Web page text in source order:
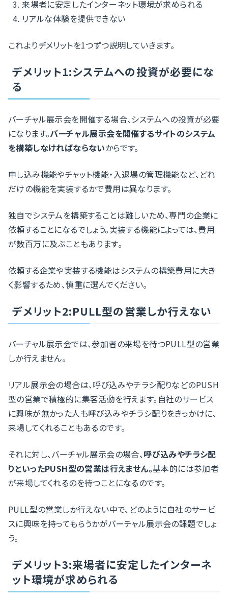
来場者に安定したインターネット環境が求められる
リアルな体験を提供できない
これよりデメリットを1つずつ説明していきます。
デメリット1:システムへの投資が必要にな
る
バーチャル展示会を開催する場合、システムへの投資が必要
になります。バーチャル展示会を開催するサイトのシステム
を構築しなければならないからです。
申し込み機能やチャット機能・入退場の管理機能など、どれ
だけの機能を実装するかで費用は異なります。
独自でシステムを構築することは難しいため、専門の企業に
依頼することになるでしょう。実装する機能によっては、費用
が数百万に及ぶこともあります。
依頼する企業や実装する機能はシステムの構築費用に大き
く影響するため、慎重に選んでください。
デメリット2:PULL型の営業しか行えない
バーチャル展示会では、参加者の来場を待つPULL型の営業
しか行えません。
リアル展示会の場合は、呼び込みやチラシ配りなどのPUSH
型の営業で積極的に集客活動を行えます。自社のサービス
に興味が無かった人も呼び込みやチラシ配りをきっかけに、
来場してくれることもあるのです。
それに対し、バーチャル展示会の場合、呼び込みやチラシ配
りといったPUSH型の営業は行えません。基本的には参加者
が来場してくれるのを待つことになるのです。
PULL型の営業しか行えない中で、どのように自社のサービ
スに興味を持ってもらうかがバーチャル展示会の課題でしょ
う。
デメリット3:来場者に安定したインターネ
ット環境が求められる